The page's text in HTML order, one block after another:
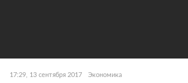
17:29, 13 сентября 2017 Экономика